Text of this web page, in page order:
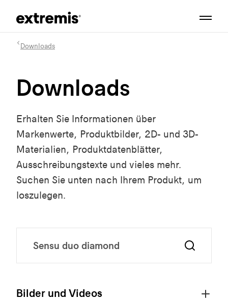
Downloads
Downloads
Erhalten Sie Informationen über
Markenwerte, Produktbilder, 2D- und 3D-
Materialien, Produktdatenblätter,
Ausschreibungstexte und vieles mehr.
Suchen Sie unten nach Ihrem Produkt, um
loszulegen.
Bilder und Videos